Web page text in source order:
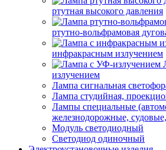
ртутная высокого давления
ртутно-вольфрамовая
инфракрасным излучением
излучением
Лампа сигнальная
Лампа студийная,
Лампы специальные
железнодорожные,
Модуль светодиодный
Светодиод одиночный